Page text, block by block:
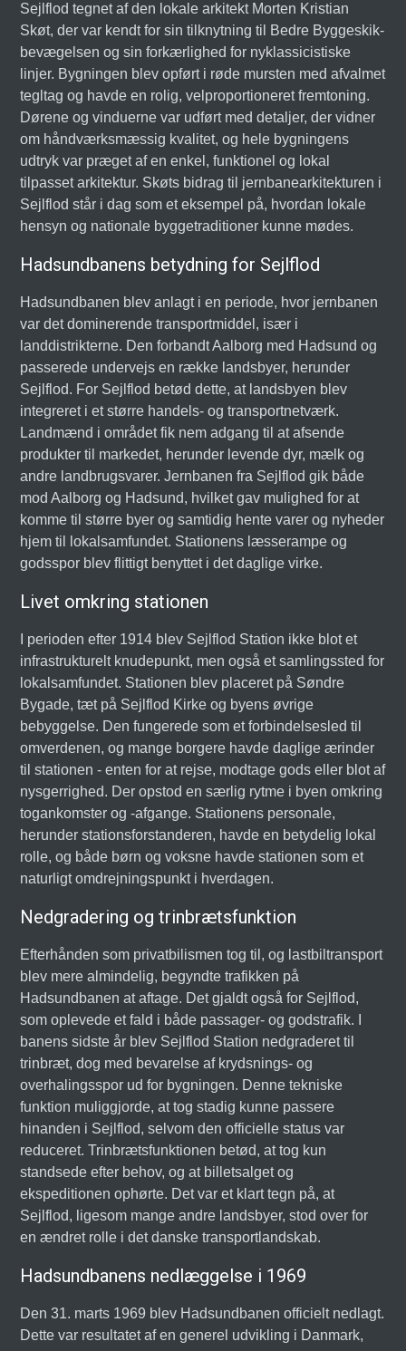
Sejlflod tegnet af den lokale arkitekt Morten Kristian
Skøt, der var kendt for sin tilknytning til Bedre Byggeskik-
bevægelsen og sin forkærlighed for nyklassicistiske
linjer. Bygningen blev opført i røde mursten med afvalmet
tegltag og havde en rolig, velproportioneret fremtoning.
Dørene og vinduerne var udført med detaljer, der vidner
om håndværksmæssig kvalitet, og hele bygningens
udtryk var præget af en enkel, funktionel og lokal
tilpasset arkitektur. Skøts bidrag til jernbanearkitekturen i
Sejlflod står i dag som et eksempel på, hvordan lokale
hensyn og nationale byggetraditioner kunne mødes.
Hadsundbanens betydning for Sejlflod
Hadsundbanen blev anlagt i en periode, hvor jernbanen
var det dominerende transportmiddel, især i
landdistrikterne. Den forbandt Aalborg med Hadsund og
passerede undervejs en række landsbyer, herunder
Sejlflod. For Sejlflod betød dette, at landsbyen blev
integreret i et større handels- og transportnetværk.
Landmænd i området fik nem adgang til at afsende
produkter til markedet, herunder levende dyr, mælk og
andre landbrugsvarer. Jernbanen fra Sejlflod gik både
mod Aalborg og Hadsund, hvilket gav mulighed for at
komme til større byer og samtidig hente varer og nyheder
hjem til lokalsamfundet. Stationens læsserampe og
godsspor blev flittigt benyttet i det daglige virke.
Livet omkring stationen
I perioden efter 1914 blev Sejlflod Station ikke blot et
infrastrukturelt knudepunkt, men også et samlingssted for
lokalsamfundet. Stationen blev placeret på Søndre
Bygade, tæt på Sejlflod Kirke og byens øvrige
bebyggelse. Den fungerede som et forbindelsesled til
omverdenen, og mange borgere havde daglige ærinder
til stationen - enten for at rejse, modtage gods eller blot af
nysgerrighed. Der opstod en særlig rytme i byen omkring
togankomster og -afgange. Stationens personale,
herunder stationsforstanderen, havde en betydelig lokal
rolle, og både børn og voksne havde stationen som et
naturligt omdrejningspunkt i hverdagen.
Nedgradering og trinbrætsfunktion
Efterhånden som privatbilismen tog til, og lastbiltransport
blev mere almindelig, begyndte trafikken på
Hadsundbanen at aftage. Det gjaldt også for Sejlflod,
som oplevede et fald i både passager- og godstrafik. I
banens sidste år blev Sejlflod Station nedgraderet til
trinbræt, dog med bevarelse af krydsnings- og
overhalingsspor ud for bygningen. Denne tekniske
funktion muliggjorde, at tog stadig kunne passere
hinanden i Sejlflod, selvom den officielle status var
reduceret. Trinbrætsfunktionen betød, at tog kun
standsede efter behov, og at billetsalget og
ekspeditionen ophørte. Det var et klart tegn på, at
Sejlflod, ligesom mange andre landsbyer, stod over for
en ændret rolle i det danske transportlandskab.
Hadsundbanens nedlæggelse i 1969
Den 31. marts 1969 blev Hadsundbanen officielt nedlagt.
Dette var resultatet af en generel udvikling i Danmark,